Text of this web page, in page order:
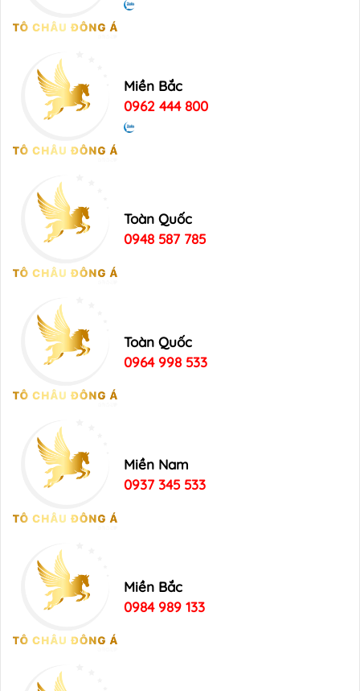
Miền Bắc
0962 444 800
Toàn Quốc
0948 587 785
Toàn Quốc
0964 998 533
Miền Nam
0937 345 533
Miền Bắc
0984 989 133